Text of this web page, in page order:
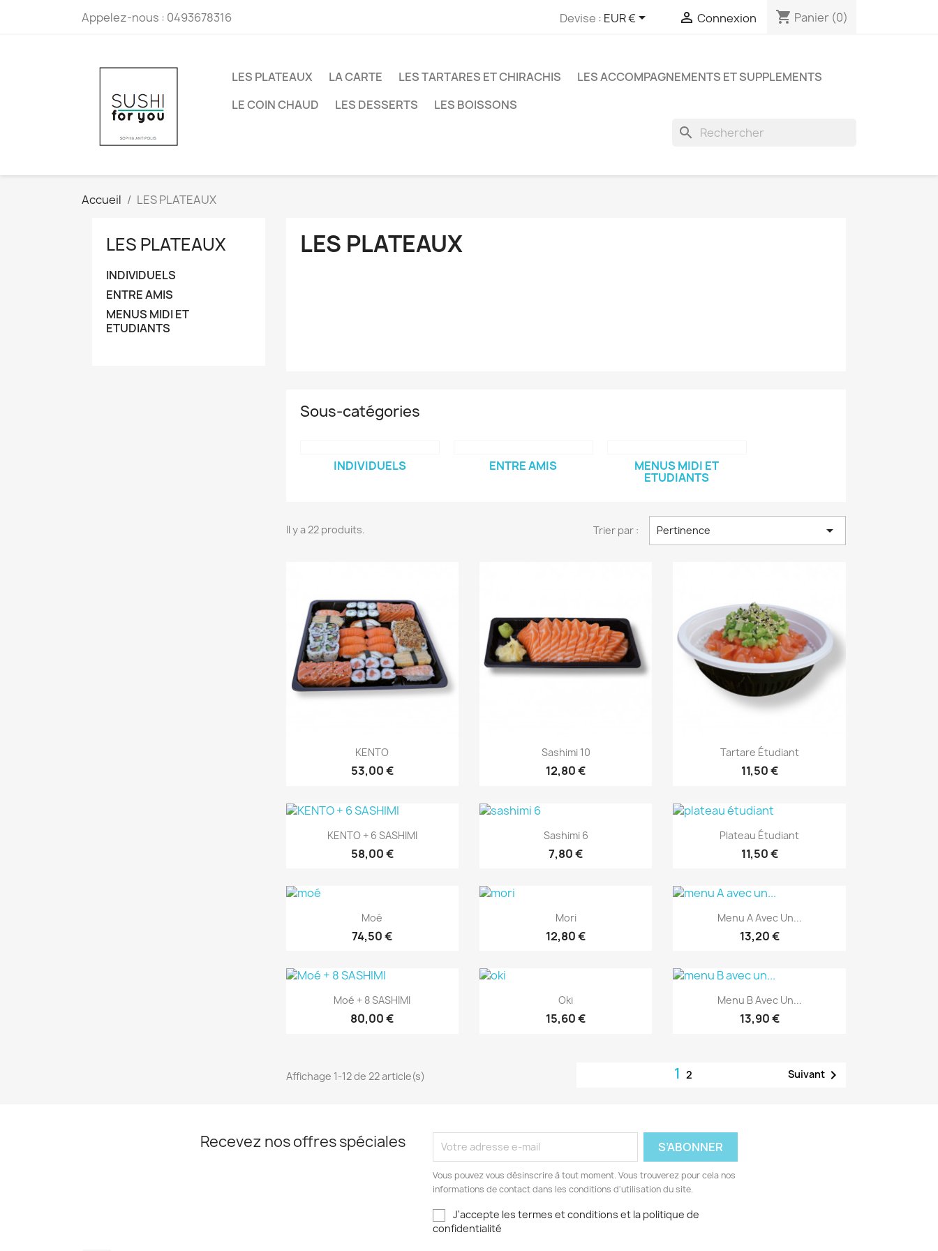
Appelez-nous : 0493678316 Devise : EUR €  Connexion shopping_cart Panier (0)
LES PLATEAUX LA CARTE LES TARTARES ET CHIRACHIS
LES ACCOMPAGNEMENTS ET SUPPLEMENTS
LE COIN CHAUD
LES DESSERTS LES BOISSONS
search
Accueil LES PLATEAUX
LES PLATEAUX
INDIVIDUELS
ENTRE AMIS
MENUS MIDI ET
ETUDIANTS
LES PLATEAUX
Sous-catégories
INDIVIDUELS ENTRE AMIS MENUS MIDI ET
ETUDIANTS
Il y a 22 produits. Trier par : Pertinence 
Aperçu rapide
KENTO
53,00 €
Aperçu rapide
Sashimi 10
12,80 €
Aperçu rapide
Tartare Étudiant
11,50 €
Aperçu rapide
KENTO + 6 SASHIMI
58,00 €
Aperçu rapide
Sashimi 6
7,80 €
Aperçu rapide
Plateau Étudiant
11,50 €
Aperçu rapide
Moé
74,50 €
Aperçu rapide
Mori
12,80 €
Aperçu rapide
Menu A Avec Un...
13,20 €
Aperçu rapide
Moé + 8 SASHIMI
80,00 €
Aperçu rapide
Oki
15,60 €
Aperçu rapide
Menu B Avec Un...
13,90 €
Affichage 1-12 de 22 article(s) 12 Suivant
Recevez nos offres spéciales
Vous pouvez vous désinscrire à tout moment. Vous trouverez pour cela nos
informations de contact dans les conditions d'utilisation du site.
J'accepte les termes et conditions et la politique de
confidentialité